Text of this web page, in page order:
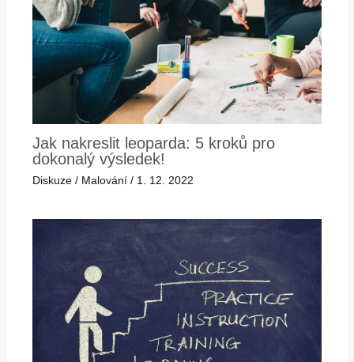
Jak nakreslit leoparda: 5 kroků pro
dokonalý výsledek!
Diskuze / Malování / 1. 12. 2022